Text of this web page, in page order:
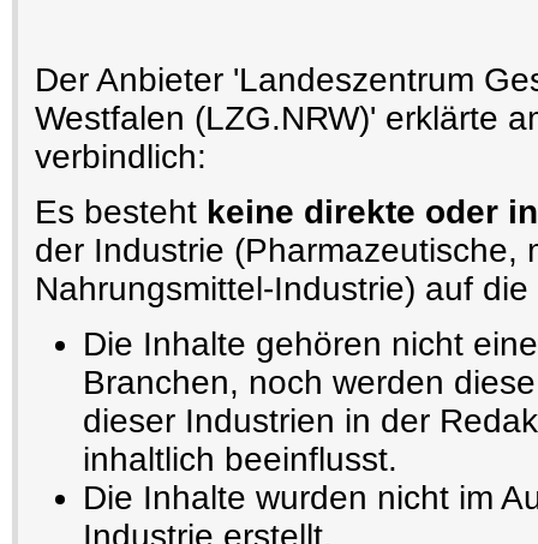
Der Anbieter 'Landeszentrum
Westfalen (LZG.NRW)' erklärte
verbindlich:
Es besteht keine direkte oder
der Industrie (Pharmazeutische,
Nahrungsmittel-Industrie) auf
Die Inhalte gehören nicht
Branchen, noch werden
dieser Industrien in der
inhaltlich beeinflusst.
Die Inhalte wurden nicht im
Industrie erstellt.